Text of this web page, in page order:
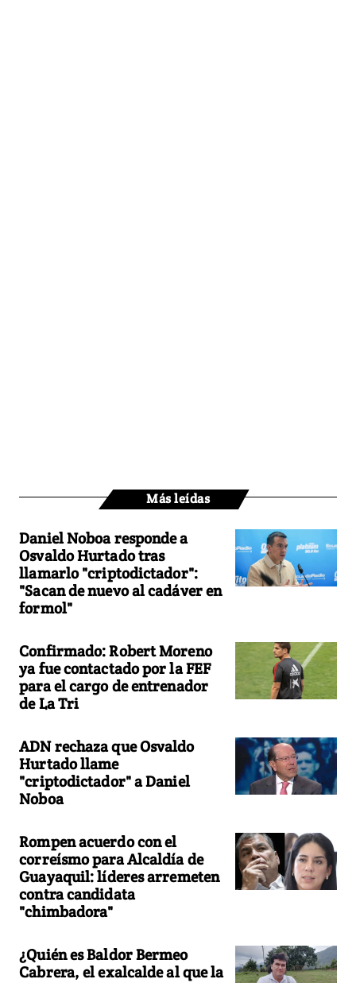
Más leídas
Daniel Noboa responde a
Osvaldo Hurtado tras
llamarlo "criptodictador":
"Sacan de nuevo al cadáver en
formol"
Confirmado: Robert Moreno
ya fue contactado por la FEF
para el cargo de entrenador
de La Tri
ADN rechaza que Osvaldo
Hurtado llame
"criptodictador" a Daniel
Noboa
Rompen acuerdo con el
correísmo para Alcaldía de
Guayaquil: líderes arremeten
contra candidata
"chimbadora"
¿Quién es Baldor Bermeo
Cabrera, el exalcalde al que la